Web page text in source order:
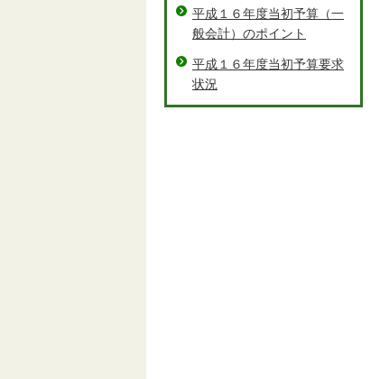
平成１６年度当初予算（一
般会計）のポイント
平成１６年度当初予算要求
状況